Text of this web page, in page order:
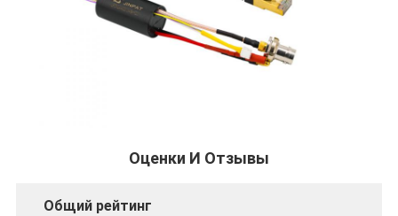
Оценки И Отзывы
Общий рейтинг